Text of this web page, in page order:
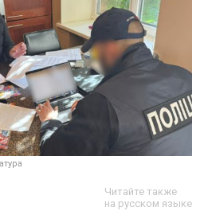
Читайте также
на русском языке